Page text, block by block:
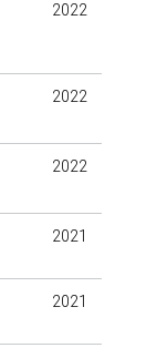
2022
2022
2022
2021
2021